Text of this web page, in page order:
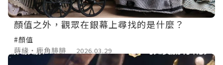
顏值之外，觀眾在銀幕上尋找的是什麼？
#顏值
蒔緣‧鹿角腓腓
2026.03.29